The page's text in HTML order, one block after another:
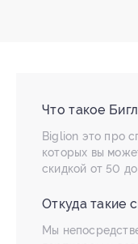
Что такое
Biglion это про
которых вы
скидкой от 50
Откуда такие
Мы